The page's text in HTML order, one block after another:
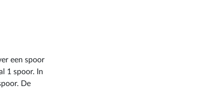
een spoor
1 spoor. In
De